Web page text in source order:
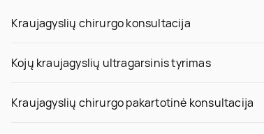
Kraujagyslių chirurgo konsultacija
Kojų kraujagyslių ultragarsinis tyrimas
Kraujagyslių chirurgo pakartotinė konsultacija